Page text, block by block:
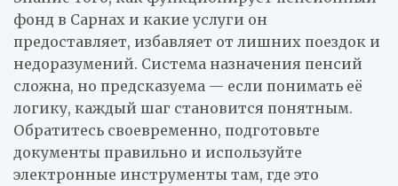
фонд в Сарнах и какие услуги он
предоставляет, избавляет от лишних поездок и
недоразумений. Система назначения пенсий
сложна, но предсказуема — если понимать её
логику, каждый шаг становится понятным.
Обратитесь своевременно, подготовьте
документы правильно и используйте
электронные инструменты там, где это